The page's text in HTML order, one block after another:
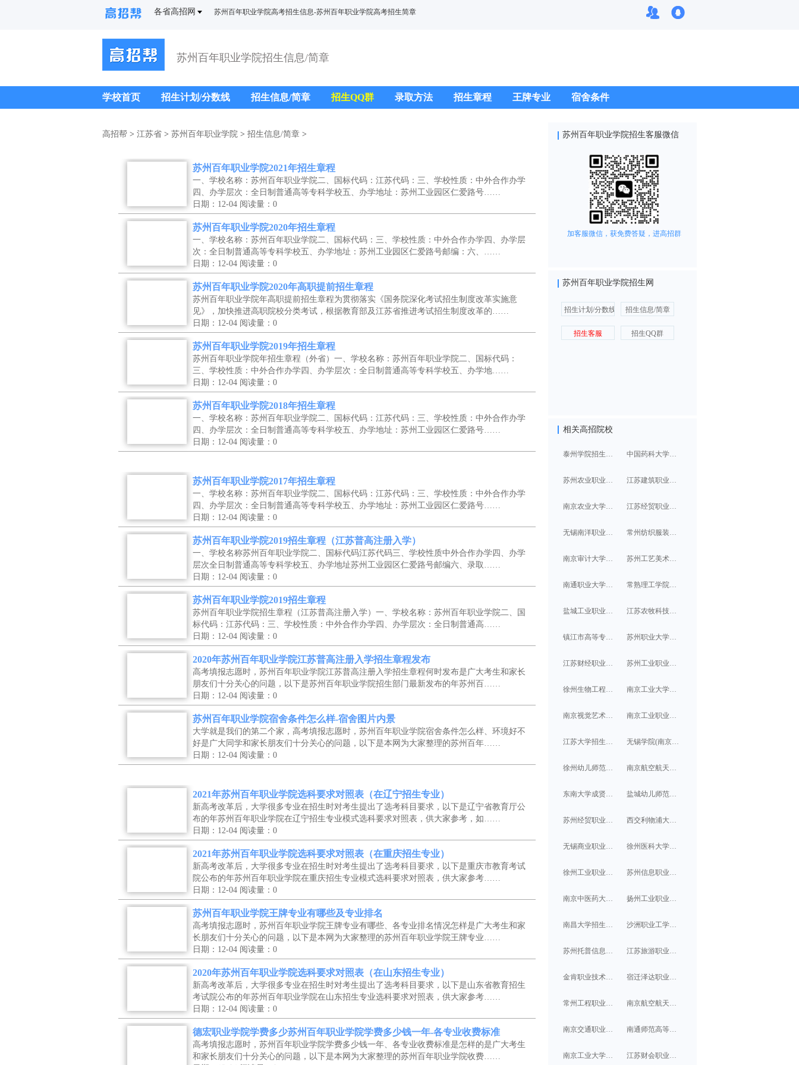
各省高招网 苏州百年职业学院高考招生信息-苏州百年职业学院高考招生简章
苏州百年职业学院招生信息/简章
学校首页 招生计划/分数线 招生信息/简章 招生QQ群 录取方法 招生章程 王牌专业 宿舍条件
高招帮 > 江苏省 > 苏州百年职业学院 > 招生信息/简章 >
苏州百年职业学院2021年招生章程
一、学校名称：苏州百年职业学院二、国标代码：江苏代码：三、学校性质：中外合作办学
四、办学层次：全日制普通高等专科学校五、办学地址：苏州工业园区仁爱路号……
日期：12-04 阅读量：0
苏州百年职业学院2020年招生章程
一、学校名称：苏州百年职业学院二、国标代码：三、学校性质：中外合作办学四、办学层
次：全日制普通高等专科学校五、办学地址：苏州工业园区仁爱路号邮编：六、……
日期：12-04 阅读量：0
苏州百年职业学院2020年高职提前招生章程
苏州百年职业学院年高职提前招生章程为贯彻落实《国务院深化考试招生制度改革实施意
见》，加快推进高职院校分类考试，根据教育部及江苏省推进考试招生制度改革的……
日期：12-04 阅读量：0
苏州百年职业学院2019年招生章程
苏州百年职业学院年招生章程（外省）一、学校名称：苏州百年职业学院二、国标代码：
三、学校性质：中外合作办学四、办学层次：全日制普通高等专科学校五、办学地……
日期：12-04 阅读量：0
苏州百年职业学院2018年招生章程
一、学校名称：苏州百年职业学院二、国标代码：江苏代码：三、学校性质：中外合作办学
四、办学层次：全日制普通高等专科学校五、办学地址：苏州工业园区仁爱路号……
日期：12-04 阅读量：0
苏州百年职业学院2017年招生章程
一、学校名称：苏州百年职业学院二、国标代码：江苏代码：三、学校性质：中外合作办学
四、办学层次：全日制普通高等专科学校五、办学地址：苏州工业园区仁爱路号……
日期：12-04 阅读量：0
苏州百年职业学院2019招生章程（江苏普高注册入学）
一、学校名称苏州百年职业学院二、国标代码江苏代码三、学校性质中外合作办学四、办学
层次全日制普通高等专科学校五、办学地址苏州工业园区仁爱路号邮编六、录取……
日期：12-04 阅读量：0
苏州百年职业学院2019招生章程
苏州百年职业学院招生章程（江苏普高注册入学）一、学校名称：苏州百年职业学院二、国
标代码：江苏代码：三、学校性质：中外合作办学四、办学层次：全日制普通高……
日期：12-04 阅读量：0
2020年苏州百年职业学院江苏普高注册入学招生章程发布
高考填报志愿时，苏州百年职业学院江苏普高注册入学招生章程何时发布是广大考生和家长
朋友们十分关心的问题，以下是苏州百年职业学院招生部门最新发布的年苏州百……
日期：12-04 阅读量：0
苏州百年职业学院宿舍条件怎么样-宿舍图片内景
大学就是我们的第二个家，高考填报志愿时，苏州百年职业学院宿舍条件怎么样、环境好不
好是广大同学和家长朋友们十分关心的问题，以下是本网为大家整理的苏州百年……
日期：12-04 阅读量：0
2021年苏州百年职业学院选科要求对照表（在辽宁招生专业）
新高考改革后，大学很多专业在招生时对考生提出了选考科目要求，以下是辽宁省教育厅公
布的年苏州百年职业学院在辽宁招生专业模式选科要求对照表，供大家参考，如……
日期：12-04 阅读量：0
2021年苏州百年职业学院选科要求对照表（在重庆招生专业）
新高考改革后，大学很多专业在招生时对考生提出了选考科目要求，以下是重庆市教育考试
院公布的年苏州百年职业学院在重庆招生专业模式选科要求对照表，供大家参考……
日期：12-04 阅读量：0
苏州百年职业学院王牌专业有哪些及专业排名
高考填报志愿时，苏州百年职业学院王牌专业有哪些、各专业排名情况怎样是广大考生和家
长朋友们十分关心的问题，以下是本网为大家整理的苏州百年职业学院王牌专业……
日期：12-04 阅读量：0
2020年苏州百年职业学院选科要求对照表（在山东招生专业）
新高考改革后，大学很多专业在招生时对考生提出了选考科目要求，以下是山东省教育招生
考试院公布的年苏州百年职业学院在山东招生专业选科要求对照表，供大家参考……
日期：12-04 阅读量：0
德宏职业学院学费多少苏州百年职业学院学费多少钱一年-各专业收费标准
高考填报志愿时，苏州百年职业学院学费多少钱一年、各专业收费标准是怎样的是广大考生
和家长朋友们十分关心的问题，以下是本网为大家整理的苏州百年职业学院收费……
苏州百年职业学院招生客服微信
加客服微信，获免费答疑，进高招群
苏州百年职业学院招生网
招生计划/分数线 招生信息/简章
招生客服 招生QQ群
相关高招院校